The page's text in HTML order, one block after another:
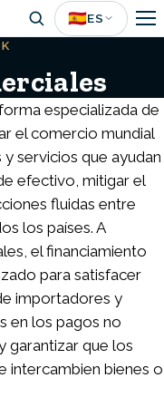
🇪🇸ES
especializada de
el comercio mundial
servicios que ayudan
efectivo, mitigar el
fluidas entre
los países. A
el financiamiento
para satisfacer
importadores y
en los pagos no
garantizar que los
intercambien bienes o